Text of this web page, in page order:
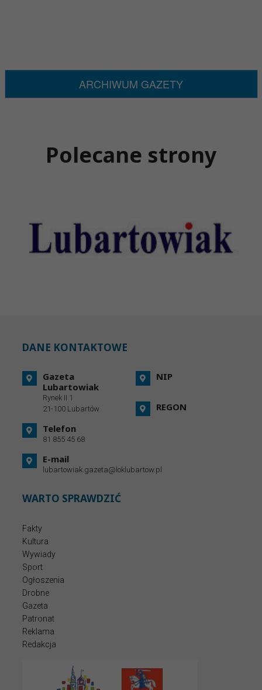
ARCHIWUM GAZETY
Polecane strony
DANE KONTAKTOWE
Gazeta
Lubartowiak
Rynek II 1
21-100 Lubartów
Telefon
81 855 45 68
E-mail
lubartowiak.gazeta@loklubartow.pl
NIP
REGON
WARTO SPRAWDZIĆ
Fakty
Kultura
Wywiady
Sport
Ogłoszenia
Drobne
Gazeta
Patronat
Reklama
Redakcja